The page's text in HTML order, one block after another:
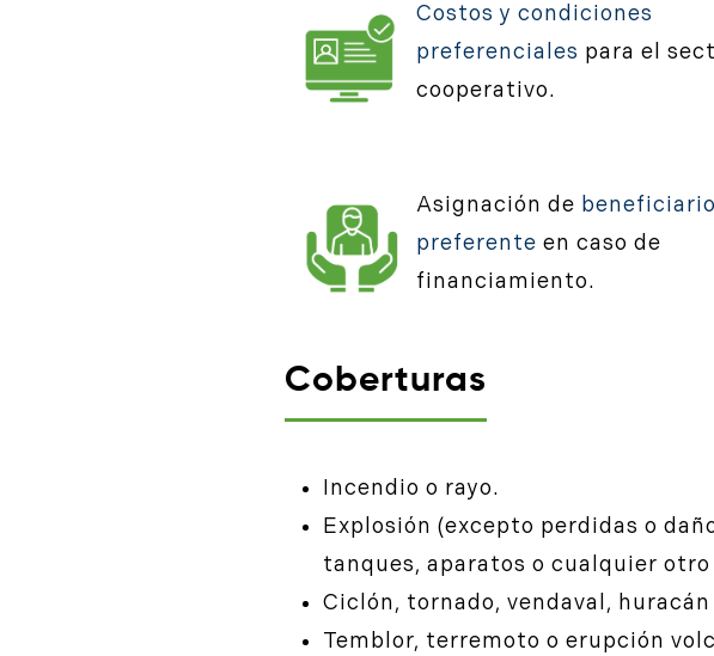
Costos y condiciones
preferenciales para el
cooperativo.
Asignación de beneficiario
preferente en caso de
financiamiento.
Coberturas
Incendio o rayo.
Explosión (excepto perdidas o
tanques, aparatos o cualquier
Ciclón, tornado, vendaval,
Temblor, terremoto o erupción